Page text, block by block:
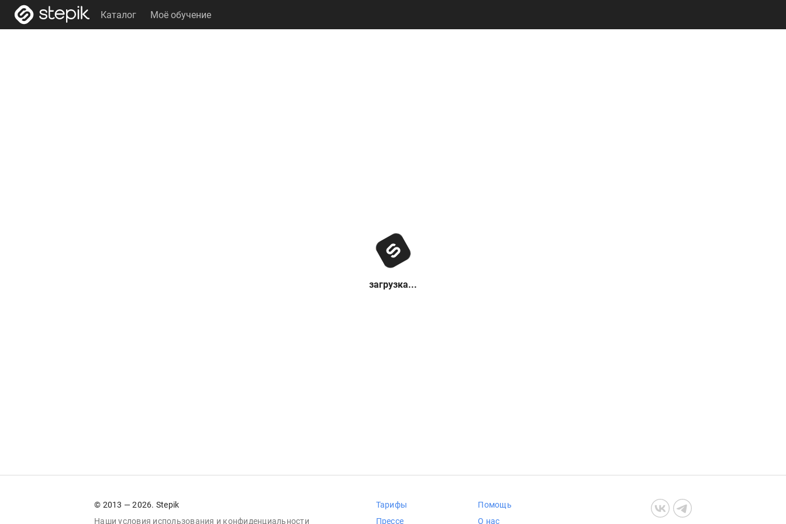
Каталог Моё обучение
загрузка...
© 2013 — 2026. Stepik
Наши условия использования и конфиденциальности
Тарифы
Прессе
Помощь
О нас